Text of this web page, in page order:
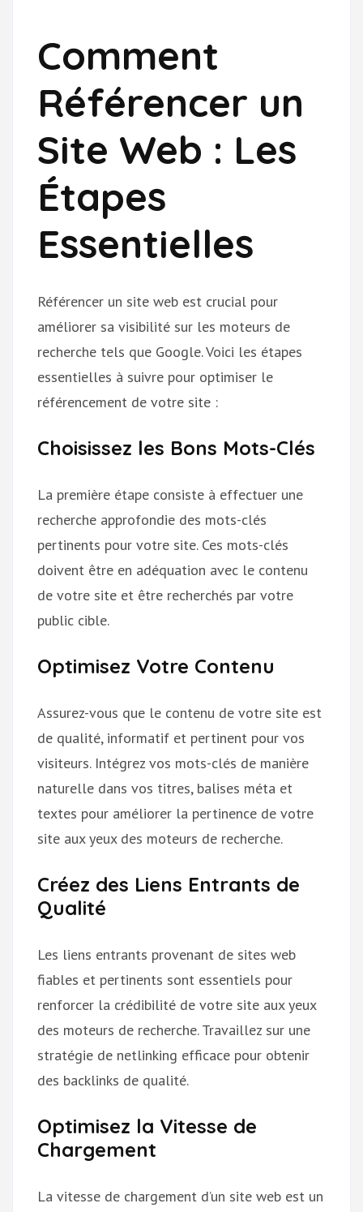
Comment
Référencer un
Site Web : Les
Étapes
Essentielles
Référencer un site web est crucial pour
améliorer sa visibilité sur les moteurs de
recherche tels que Google. Voici les étapes
essentielles à suivre pour optimiser le
référencement de votre site :
Choisissez les Bons Mots-Clés
La première étape consiste à effectuer une
recherche approfondie des mots-clés
pertinents pour votre site. Ces mots-clés
doivent être en adéquation avec le contenu
de votre site et être recherchés par votre
public cible.
Optimisez Votre Contenu
Assurez-vous que le contenu de votre site est
de qualité, informatif et pertinent pour vos
visiteurs. Intégrez vos mots-clés de manière
naturelle dans vos titres, balises méta et
textes pour améliorer la pertinence de votre
site aux yeux des moteurs de recherche.
Créez des Liens Entrants de
Qualité
Les liens entrants provenant de sites web
fiables et pertinents sont essentiels pour
renforcer la crédibilité de votre site aux yeux
des moteurs de recherche. Travaillez sur une
stratégie de netlinking efficace pour obtenir
des backlinks de qualité.
Optimisez la Vitesse de
Chargement
La vitesse de chargement d’un site web est un